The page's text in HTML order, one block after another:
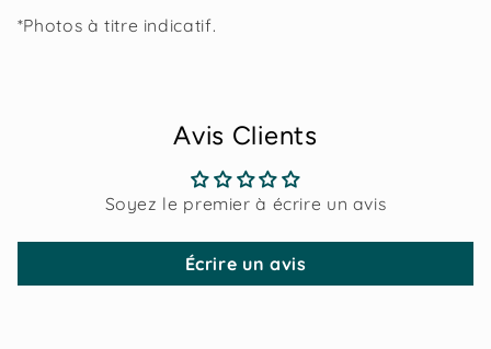
*Photos à titre indicatif.
Avis Clients
Soyez le premier à écrire un avis
Écrire un avis